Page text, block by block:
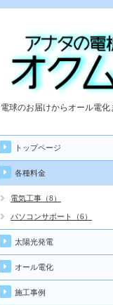
電球のお届けからオール電
トップページ
各種料金
電気工事（8）
パソコンサポート（6）
太陽光発電
オール電化
施工事例